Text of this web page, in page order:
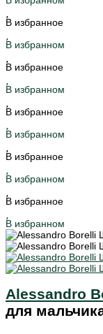
В избранное
В избранном
В избранное
В избранном
В избранное
В избранном
В избранное
В избранном
В избранное
В избранном
Alessandro
для